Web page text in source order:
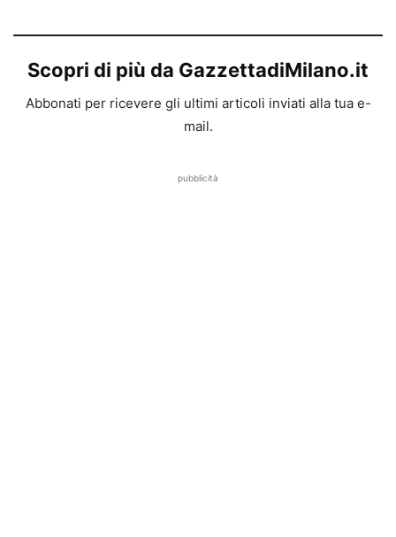
Scopri di più da GazzettadiMilano.it
Abbonati per ricevere gli ultimi articoli inviati alla tua e-
mail.
pubblicità